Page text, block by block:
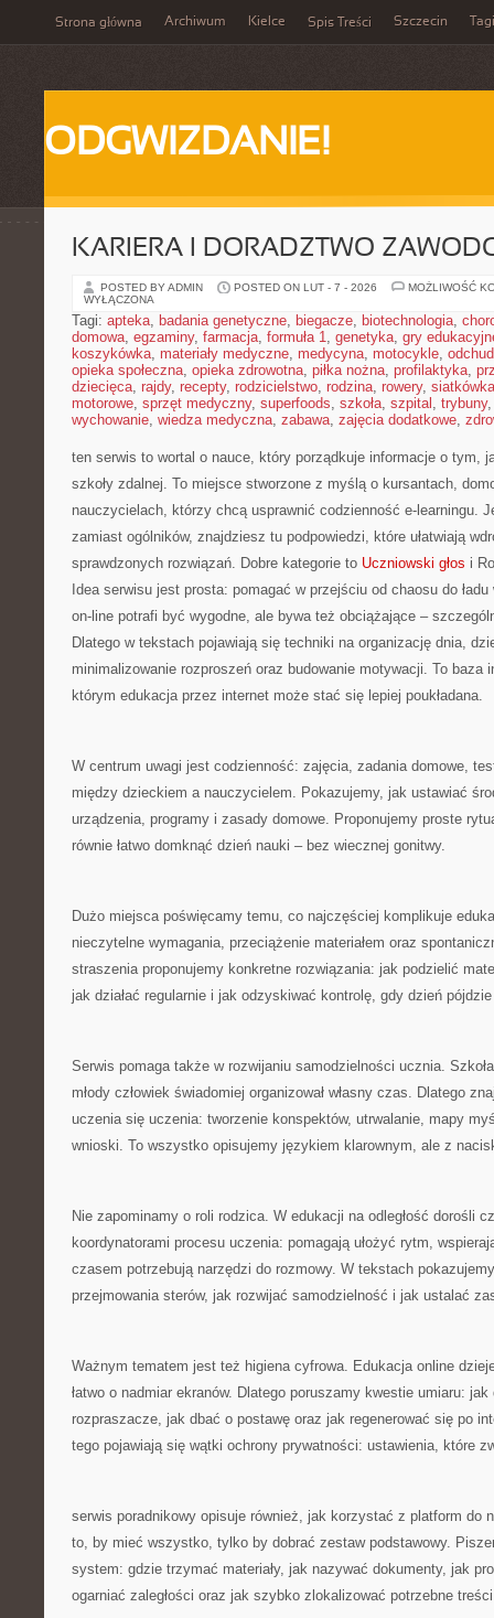
Strona główna Archiwum Kielce Spis Treści Szczecin Tagi
ODGWIZDANIE!
KARIERA I DORADZTWO
POSTED BY ADMIN POSTED ON LUT - 7 - 2026
MOŻLIWOŚĆ
WYŁĄCZONA
Tagi: apteka, badania genetyczne, biegacze, biotechnologia,
domowa, egzaminy, farmacja, formuła 1, genetyka, gry
koszykówka, materiały medyczne, medycyna, motocykle,
opieka społeczna, opieka zdrowotna, piłka nożna, profilaktyka,
dziecięca, rajdy, recepty, rodzicielstwo, rodzina, rowery, siatkówka
motorowe, sprzęt medyczny, superfoods, szkoła, szpital , trybuny
wychowanie, wiedza medyczna, zabawa, zajęcia dodatkowe,
ten serwis to wortal o nauce, który porządkuje informacje o tym,
szkoły zdalnej. To miejsce stworzone z myślą o kursantach,
nauczycielach, którzy chcą usprawnić codzienność e-learningu.
zamiast ogólników, znajdziesz tu podpowiedzi, które ułatwiają
sprawdzonych rozwiązań. Dobre kategorie to Uczniowski głos i
Idea serwisu jest prosta: pomagać w przejściu od chaosu do
on-line potrafi być wygodne, ale bywa też obciążające –
Dlatego w tekstach pojawiają się techniki na organizację dnia,
minimalizowanie rozproszeń oraz budowanie motywacji. To baza
którym edukacja przez internet może stać się lepiej poukładana.
W centrum uwagi jest codzienność: zajęcia, zadania domowe,
między dzieckiem a nauczycielem. Pokazujemy, jak ustawiać
urządzenia, programy i zasady domowe. Proponujemy proste
równie łatwo domknąć dzień nauki – bez wiecznej gonitwy.
Dużo miejsca poświęcamy temu, co najczęściej komplikuje
nieczytelne wymagania, przeciążenie materiałem oraz
straszenia proponujemy konkretne rozwiązania: jak podzielić
jak działać regularnie i jak odzyskiwać kontrolę, gdy dzień
Serwis pomaga także w rozwijaniu samodzielności ucznia.
młody człowiek świadomiej organizował własny czas. Dlatego
uczenia się uczenia: tworzenie konspektów, utrwalanie, mapy
wnioski. To wszystko opisujemy językiem klarownym, ale z
Nie zapominamy o roli rodzica. W edukacji na odległość dorośli
koordynatorami procesu uczenia: pomagają ułożyć rytm,
czasem potrzebują narzędzi do rozmowy. W tekstach
przejmowania sterów, jak rozwijać samodzielność i jak ustalać
Ważnym tematem jest też higiena cyfrowa. Edukacja online
łatwo o nadmiar ekranów. Dlatego poruszamy kwestie umiaru:
rozpraszacze, jak dbać o postawę oraz jak regenerować się po
tego pojawiają się wątki ochrony prywatności: ustawienia, które
serwis poradnikowy opisuje również, jak korzystać z platform do
to, by mieć wszystko, tylko by dobrać zestaw podstawowy.
system: gdzie trzymać materiały, jak nazywać dokumenty, jak
ogarniać zaległości oraz jak szybko zlokalizować potrzebne